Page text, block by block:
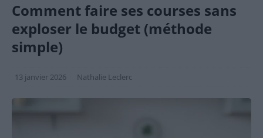
Comment faire ses courses sans
exploser le budget (méthode
simple)
13 janvier 2026 Nathalie Leclerc